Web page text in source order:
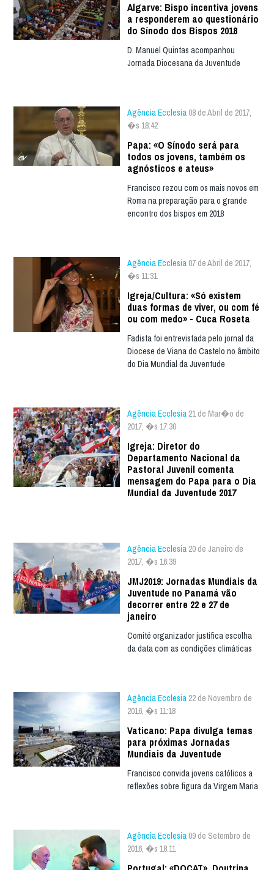
Algarve: Bispo incentiva jovens
a responderem ao questionário
do Sínodo dos Bispos 2018
D. Manuel Quintas acompanhou
Jornada Diocesana da Juventude
Agência Ecclesia 08 de Abril de 2017,
�s 18:42
Papa: «O Sínodo será para
todos os jovens, também os
agnósticos e ateus»
Francisco rezou com os mais novos em
Roma na preparação para o grande
encontro dos bispos em 2018
Agência Ecclesia 07 de Abril de 2017,
�s 11:31
Igreja/Cultura: «Só existem
duas formas de viver, ou com fé
ou com medo» - Cuca Roseta
Fadista foi entrevistada pelo jornal da
Diocese de Viana do Castelo no âmbito
do Dia Mundial da Juventude
Agência Ecclesia 21 de Mar�o de
2017, �s 17:30
Igreja: Diretor do
Departamento Nacional da
Pastoral Juvenil comenta
mensagem do Papa para o Dia
Mundial da Juventude 2017
Agência Ecclesia 20 de Janeiro de
2017, �s 16:39
JMJ2019: Jornadas Mundiais da
Juventude no Panamá vão
decorrer entre 22 e 27 de
janeiro
Comité organizador justifica escolha
da data com as condições climáticas
Agência Ecclesia 22 de Novembro de
2016, �s 11:18
Vaticano: Papa divulga temas
para próximas Jornadas
Mundiais da Juventude
Francisco convida jovens católicos a
reflexões sobre figura da Virgem Maria
Agência Ecclesia 09 de Setembro de
2016, �s 18:11